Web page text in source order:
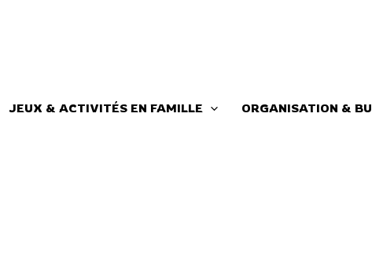
JEUX & ACTIVITÉS EN FAMILLE ORGANISATION &